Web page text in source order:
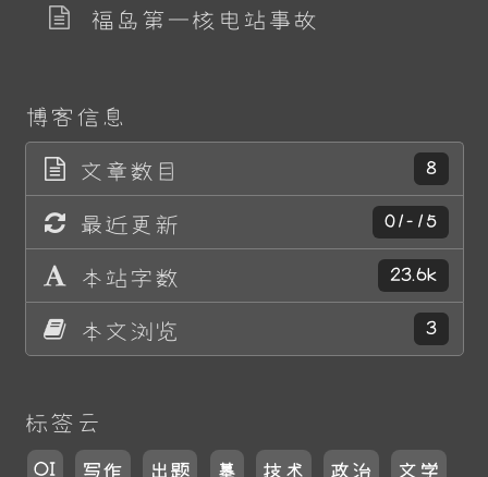
福岛第一核电站事故
博客信息
文章数目
8
最近更新 01-15
本站字数 23.6k
本文浏览 3
标签云
OI 写作 出题 墓 技术 政治 文学